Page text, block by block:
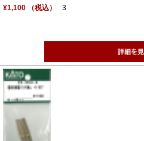
¥1,100 （税込）
3